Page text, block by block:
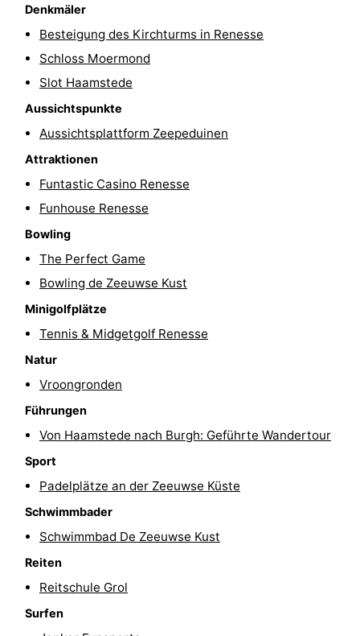
Hof
Haamstede
Schouwse
Valleien
Soeten
Haert
Wijde
Blick
Zeeland
Village
Zeeuwse
Kust
Zonnedorp
Hof
Haamstede
Hotels
Zimmer
Frühstück)
Strand
Museen
Denkmäler
Kirchen
Aussichtspunkte
Attraktionen
Denkmäler
Besteigung des Kirchturms in Renesse
Schloss Moermond
Slot Haamstede
Aussichtspunkte
Aussichtsplattform Zeepeduinen
Attraktionen
Funtastic Casino Renesse
Funhouse Renesse
Bowling
The Perfect Game
Bowling de Zeeuwse Kust
Minigolfplätze
Tennis & Midgetgolf Renesse
Natur
Vroongronden
Führungen
Von Haamstede nach Burgh: Geführte Wandertour
Sport
Padelplätze an der Zeeuwse Küste
Schwimmbader
Schwimmbad De Zeeuwse Kust
Reiten
Reitschule Grol
Surfen